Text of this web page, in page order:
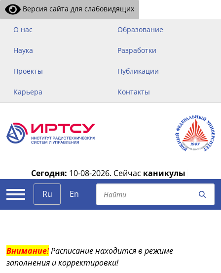
Версия сайта для слабовидящих
О нас Образование
Наука Разработки
Проекты Публикации
Карьера Контакты
Сегодня: 10-08-2026. Сейчас каникулы
Ru
En
Внимание!Расписание находится в режиме
заполнения и корректировки!